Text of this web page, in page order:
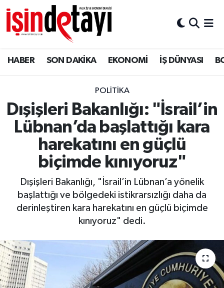
HABER SON DAKİKA EKONOMİ İŞ DÜNYASI
POLİTİKA
Dışişleri Bakanlığı: "İsrail’in
Lübnan’da başlattığı kara
harekatını en güçlü
biçimde kınıyoruz"
Dışişleri Bakanlığı, "İsrail’in Lübnan’a yönelik
başlattığı ve bölgedeki istikrarsızlığı daha da
derinleştiren kara harekatını en güçlü biçimde
kınıyoruz" dedi.
DÜNYA
Eğitim
ENERJİ HABERİ
GAYRİMENKUL
HABER
LOJİSTİK
OTO DETAY
SAĞLIK
Nöbetçi Eczaneler
Hava Durumu
İstanbul Namaz Vakitleri
Trafik Durumu
Süper Lig Puan Durumu ve Fikstür
Tüm Manşetler
Son Dakika Haberleri